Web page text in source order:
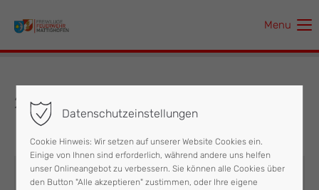
Der Eintrag "offcanvas-col1" existiert leider nicht.
Der Eintrag "offcanvas-col3" existiert leider nicht.
Der Eintrag "offcanvas-col4" existiert leider nicht.
Menu
29.10.2017 Sturmschaden
Datenschutzeinstellungen
Cookie Hinweis: Wir setzen auf unserer Website Cookies ein.
Einige von Ihnen sind erforderlich, während andere uns helfen
unser Onlineangebot zu verbessern. Sie können alle Cookies über
den Button "Alle akzeptieren" zustimmen, oder Ihre eigene